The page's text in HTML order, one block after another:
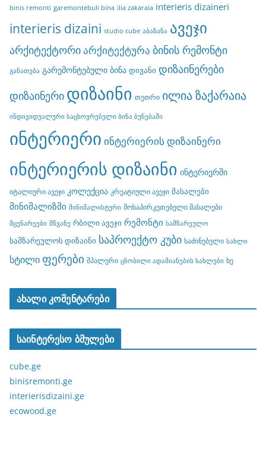
binis remonti garemontebuli bina ilia zakaraia interieris dizaineri
interieris dizaini studio cube აბაზანა ავეჯი
არქიტექტორიარქიტექტურა ბინის რემონტი
განათება გარემონტებული ბინა დივანი დიზაინერები
დიზაინერი დიზაინი თეთრი ილია ზაქარაია
ინდივიდუალური საცხოვრებელი ბინა ბუნებაში
ინტერიერი ინტერიერის დიზაინერი
ინტერიერის დიზაინი ინტერიერში
იტალიური ავეჯი კოლექცია კრეატიული ავეჯი მასალები
მინიმალიზმი მინიმალისტური მოსაპირკეთებელი მასალები
მცენარეები მწვანე რბილი ავეჯი რემონტი სამზარეულო
სამზარეულოს დიზაინი საპროექტო კუბი საძინებელი სახლი
სტილი ფერები შპალერი ცნობილი ადამიანების სახლები ხე
ახალი კომენტარები
საინტერესო ბმულები
cube.ge
binisremonti.ge
interierisdizaini.ge
ecowood.ge